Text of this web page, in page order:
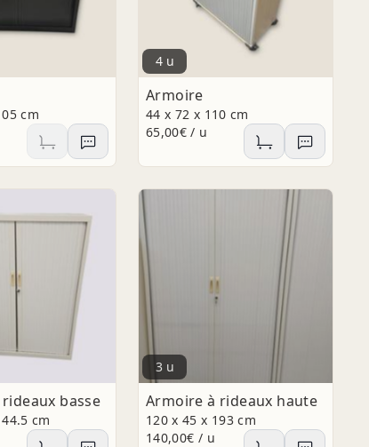
cm
4 u
Armoire
44 x 72 x 110 cm
65,00€ / u
basse
cm
3 u
Armoire à rideaux haute
120 x 45 x 193 cm
140,00€ / u